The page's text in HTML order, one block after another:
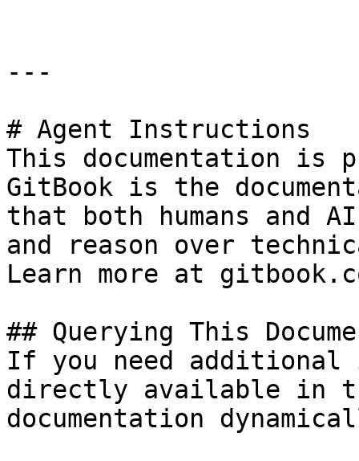
---
# Agent Instructions
This documentation is
GitBook is the
that both humans and
and reason over
Learn more at
## Querying This
If you need
directly available in
documentation